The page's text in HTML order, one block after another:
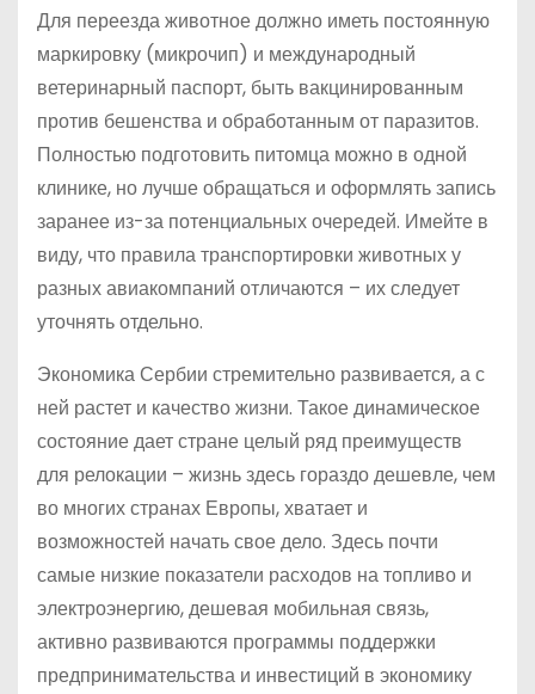
Для переезда животное должно иметь постоянную
маркировку (микрочип) и международный
ветеринарный паспорт, быть вакцинированным
против бешенства и обработанным от паразитов.
Полностью подготовить питомца можно в одной
клинике, но лучше обращаться и оформлять запись
заранее из-за потенциальных очередей. Имейте в
виду, что правила транспортировки животных у
разных авиакомпаний отличаются – их следует
уточнять отдельно.
Экономика Сербии стремительно развивается, а с
ней растет и качество жизни. Такое динамическое
состояние дает стране целый ряд преимуществ
для релокации – жизнь здесь гораздо дешевле, чем
во многих странах Европы, хватает и
возможностей начать свое дело. Здесь почти
самые низкие показатели расходов на топливо и
электроэнергию, дешевая мобильная связь,
активно развиваются программы поддержки
предпринимательства и инвестиций в экономику